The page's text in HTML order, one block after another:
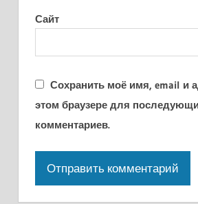
Сайт
Сохранить моё имя, email и
этом браузере для
комментариев.